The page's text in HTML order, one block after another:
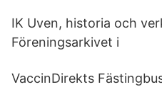
IK Uven, historia och
Föreningsarkivet i
VaccinDirekts